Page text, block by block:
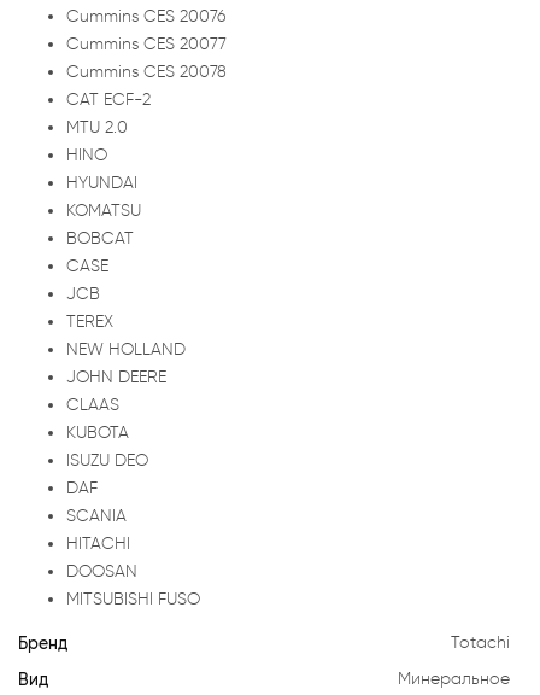
Cummins CES 20076
Cummins CES 20077
Cummins CES 20078
CAT ECF-2
MTU 2.0
HINO
HYUNDAI
KOMATSU
BOBCAT
CASE
JCB
TEREX
NEW HOLLAND
JOHN DEERE
CLAAS
KUBOTA
ISUZU DEO
DAF
SCANIA
HITACHI
DOOSAN
MITSUBISHI FUSO
Бренд Totachi
Вид Минеральное